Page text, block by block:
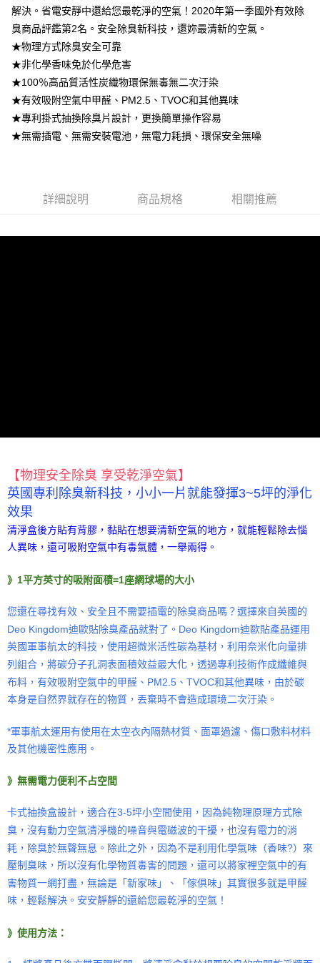
１．於結帳方式選擇「AFTEE先享後付」後，將跳轉至「AFTEE先享後付」
結帳頁面，進行簡訊認證並確認金額後，即可完成結帳。
２．訂單成立數日內，您將收到繳費通知簡訊。
３．收到繳費通知簡訊後14天內，點擊此簡訊中的連結，可透過四大超商／
ATM／網路銀行／等多元方式進行付款，方視為交易完成。
※ 請注意：結帳手續完成當下不需立刻繳費，但若您需要取消訂單，請聯絡
購買商品的店家。未經商家同意取消之訂單仍視為有效，需透過AFTEE先享
後付繳納相關費用。
是否繳費成功／繳費後需取消欲退款等相關疑問，請聯繫「AFTEE先享後付
客戶支援中心」https://netprotections.freshdesk.com/support/home
權轉讓予恩沛科技股份有限公司。
３．未成年的使用者請事先徵得法定代理人或監護人之同意方可使用
7-11取貨付款
每筆NT$60，滿NT$499(含以上)免運費
宅配
每筆NT$60，滿NT$499(含以上)免運費
解決。省電安靜中還給您最乾淨的空氣！2020年第一季國外有效除
臭商品評鑑第2名。安全除臭新科技，還妳最清新的空氣。
★物理方式除臭安全可靠
★非化學香味免於化學危害
★100％高品質活性炭織物環保無毒無二次汙染
★有效吸附空氣中甲醛、PM2.5、TVOC和其他異味
★專利掛式抽換除臭片設計，更換簡單操作容易
★無需插電、無需安裝電池，無電力耗損、環保安全無噪
詳細說明 商品規格 相關推薦
【物理安全除臭 享受乾淨空氣】
英國專利除臭新科技，小小一片就能發揮3~5坪的淨化
效果
清淨盒後方貼有背膠，黏貼在想要清新空氣的地方，就能輕鬆除去惱
人異味，還可吸附空氣中有毒氣體，一舉兩得。
》1平方英寸的吸附面積=1座網球場的大小
您還在尋找有效、安全且不需要插電的除臭商品嗎？選擇來自英國的
Deo Kingdom迪歐貼除臭產品就對了。Deo Kingdom迪歐貼產品運用
英國軍事航太的科技，使用超微米活性碳為基材，利用奈米化向量排
列組合，將碳分子孔洞表面積效益最大化， 透過專利技術作成纖維與
布料， 有效吸附空氣中的甲醛、PM2.5、TVOC和其他異味，由於碳
本身是自然界就存在的物質，丟棄時不會造成環境二次汙染。
*軍事航太運用有使用在太空衣內隔熱材質、面罩過濾、傷口敷料材料
及其他機密性應用。
》 無需電力便利不占空間
卡式抽換盒設計，適合在3-5坪小空間使用，因為純物理原理方式除
臭，沒有動力空氣清淨機的噪音與電磁波的干擾，也沒有電力的消
耗，除臭於無聲無息。除此之外，因為不是利用化學氣味（香味?）來
壓制臭味，所以沒有化學物質毒害的問題，還可以將家裡空氣中的有
害物質一網打盡，無論是「新家味」、「傢俱味」其實很多就是甲醛
味，輕鬆解決。安安靜靜的還給您最乾淨的空氣！
》 使用方法：